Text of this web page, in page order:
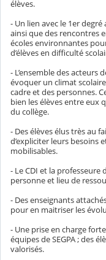
élèves.
- Un lien avec le 1er
ainsi que des rencontres
écoles environnantes
d’élèves en difficulté
- L’ensemble des acteurs
évoquer un climat
cadre et des personnes.
bien les élèves entre eux
du collège.
- Des élèves élus très au
d’expliciter leurs besoins
mobilisables.
- Le CDI et la
personne et lieu de
- Des enseignants
pour en maitriser les
- Une prise en charge
équipes de SEGPA ; des
valorisés.